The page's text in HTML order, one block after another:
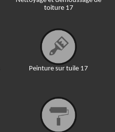
toiture 17
Peinture sur tuile 17